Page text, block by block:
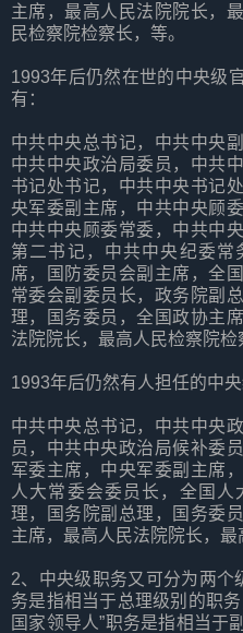
主席，最高人民法院院长，
民检察院检察长，等。
1993年后仍然在世的中央级
有：
中共中央总书记，中共中央
中共中央政治局委员，中共
书记处书记，中共中央书记
央军委副主席，中共中央顾
中共中央顾委常委，中共中
第二书记，中共中央纪委常
席，国防委员会副主席，全
常委会副委员长，政务院副
理，国务委员，全国政协主
法院院长，最高人民检察院检
1993年后仍然有人担任的中央
中共中央总书记，中共中央
员，中共中央政治局候补委
军委主席，中央军委副主席
人大常委会委员长，全国
理，国务院副总理，国务委
主席，最高人民法院院长，最
2、中央级职务又可分为两个
务是指相当于总理级别的职
国家领导人”职务是指相当于